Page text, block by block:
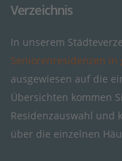
Verzeichnis
In unserem
Seniorenresidenzen in
ausgewiesen auf die
Übersichten kommen
Residenzauswahl und
über die einzelnen